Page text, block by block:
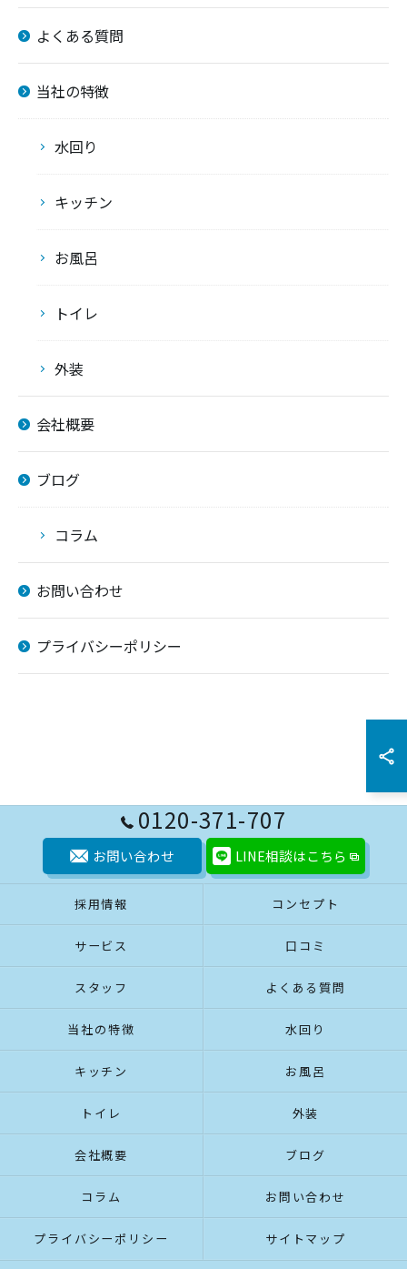
よくある質問
当社の特徴
水回り
キッチン
お風呂
トイレ
外装
会社概要
ブログ
コラム
お問い合わせ
プライバシーポリシー
0120-371-707
お問い合わせ LINE相談はこちら
採用情報 コンセプト
サービス 口コミ
スタッフ よくある質問
当社の特徴 水回り
キッチン お風呂
トイレ 外装
会社概要 ブログ
コラム お問い合わせ
プライバシーポリシー サイトマップ